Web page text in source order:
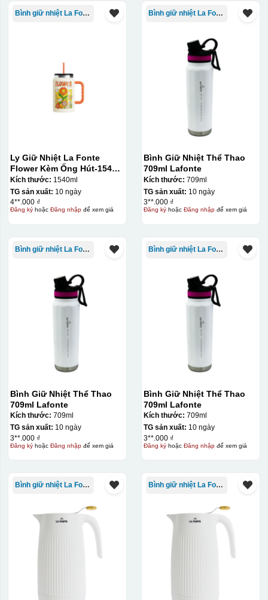
Hộp xi ly sứ
Bình giữ nhiệt La Fonte
Ly Giữ Nhiệt La Fonte
Flower Kèm Ống Hút-1540
ml-014786
Kích thước: 1540ml
TG sản xuất: 10 ngày
4**.000 ₫
Đăng kýhoặc Đăng nhậpđể xem giá
Bình giữ nhiệt La Fonte
Bình Giữ Nhiệt Thể Thao
709ml Lafonte
Kích thước: 709ml
TG sản xuất: 10 ngày
3**.000 ₫
Đăng kýhoặc Đăng nhậpđể xem giá
Bình giữ nhiệt La Fonte
Bình Giữ Nhiệt Thể Thao
709ml Lafonte
Kích thước: 709ml
TG sản xuất: 10 ngày
3**.000 ₫
Đăng kýhoặc Đăng nhậpđể xem giá
Bình giữ nhiệt La Fonte
Bình Giữ Nhiệt Thể Thao
709ml Lafonte
Kích thước: 709ml
TG sản xuất: 10 ngày
3**.000 ₫
Đăng kýhoặc Đăng nhậpđể xem giá
Bình giữ nhiệt La Fonte Bình giữ nhiệt La Fonte